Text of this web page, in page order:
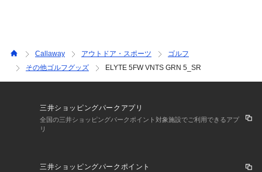
Callaway アウトドア・スポーツ
ゴルフ
その他ゴルフグッズ
ELYTE 5FW VNTS GRN 5_SR
三井ショッピングパークアプリ
全国の三井ショッピングパークポイント対象施設でご利用できるアプ
リ
三井ショッピングパークポイント